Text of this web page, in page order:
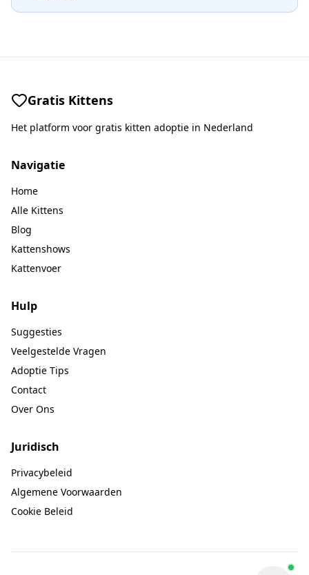
Gratis Kittens
Het platform voor gratis kitten adoptie in Nederland
Navigatie
Home
Alle Kittens
Blog
Kattenshows
Kattenvoer
Hulp
Suggesties
Veelgestelde Vragen
Adoptie Tips
Contact
Over Ons
Juridisch
Privacybeleid
Algemene Voorwaarden
Cookie Beleid